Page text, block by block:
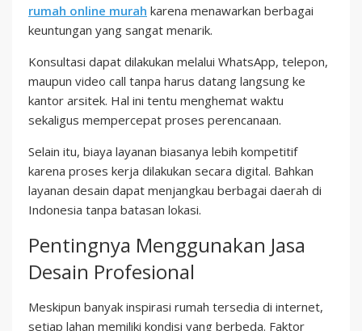
rumah online murah karena menawarkan berbagai
keuntungan yang sangat menarik.
Konsultasi dapat dilakukan melalui WhatsApp, telepon,
maupun video call tanpa harus datang langsung ke
kantor arsitek. Hal ini tentu menghemat waktu
sekaligus mempercepat proses perencanaan.
Selain itu, biaya layanan biasanya lebih kompetitif
karena proses kerja dilakukan secara digital. Bahkan
layanan desain dapat menjangkau berbagai daerah di
Indonesia tanpa batasan lokasi.
Pentingnya Menggunakan Jasa
Desain Profesional
Meskipun banyak inspirasi rumah tersedia di internet,
setiap lahan memiliki kondisi yang berbeda. Faktor